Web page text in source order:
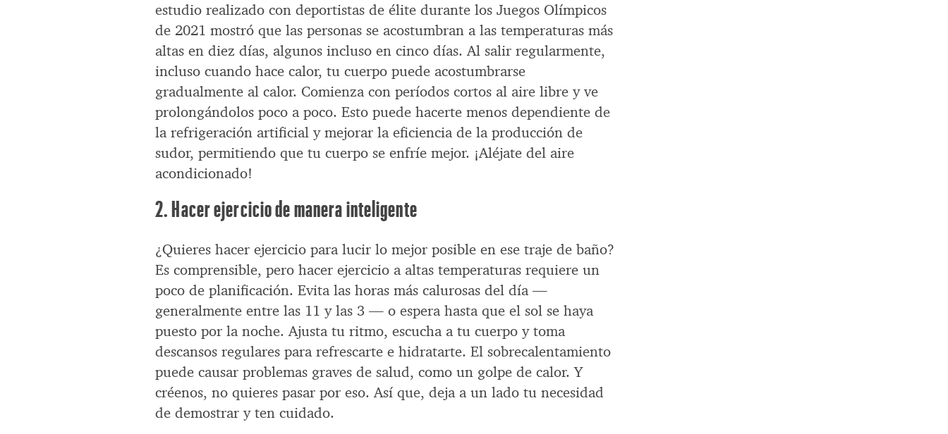
estudio realizado con deportistas de élite durante los Juegos Olímpicos
de 2021 mostró que las personas se acostumbran a las temperaturas más
altas en diez días, algunos incluso en cinco días. Al salir regularmente,
incluso cuando hace calor, tu cuerpo puede acostumbrarse
gradualmente al calor. Comienza con períodos cortos al aire libre y ve
prolongándolos poco a poco. Esto puede hacerte menos dependiente de
la refrigeración artificial y mejorar la eficiencia de la producción de
sudor, permitiendo que tu cuerpo se enfríe mejor. ¡Aléjate del aire
acondicionado!
2. Hacer ejercicio de manera inteligente
¿Quieres hacer ejercicio para lucir lo mejor posible en ese traje de baño?
Es comprensible, pero hacer ejercicio a altas temperaturas requiere un
poco de planificación. Evita las horas más calurosas del día —
generalmente entre las 11 y las 3 — o espera hasta que el sol se haya
puesto por la noche. Ajusta tu ritmo, escucha a tu cuerpo y toma
descansos regulares para refrescarte e hidratarte. El sobrecalentamiento
puede causar problemas graves de salud, como un golpe de calor. Y
créenos, no quieres pasar por eso. Así que, deja a un lado tu necesidad
de demostrar y ten cuidado.